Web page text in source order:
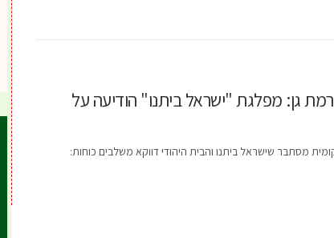
גן: מפלגת "ישראל ביתנו" הודיעה על
מסתבר שישראל ביתנו והבית היהודי דווקא משלבים כוחות: